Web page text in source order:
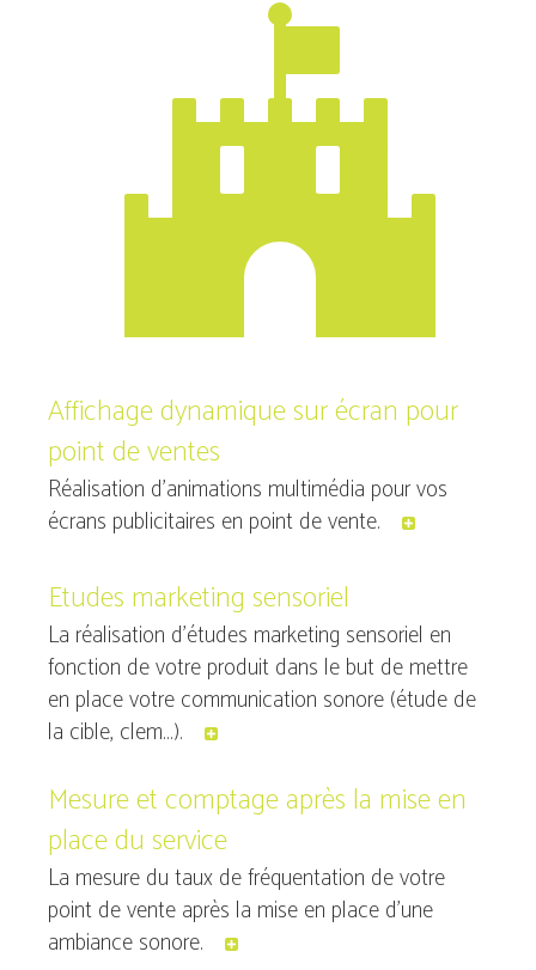
Affichage dynamique sur écran pour
point de ventes
Réalisation d’animations multimédia pour vos
écrans publicitaires en point de vente.
Etudes marketing sensoriel
La réalisation d'études marketing sensoriel en
fonction de votre produit dans le but de mettre
en place votre communication sonore (étude de
la cible, clem...).
Mesure et comptage après la mise en
place du service
La mesure du taux de fréquentation de votre
point de vente après la mise en place d’une
ambiance sonore.